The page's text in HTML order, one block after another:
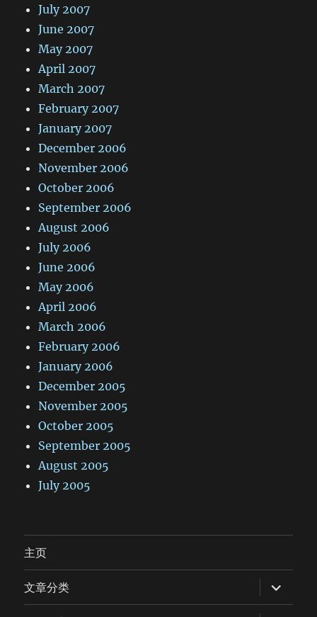
July 2007
June 2007
May 2007
April 2007
March 2007
February 2007
January 2007
December 2006
November 2006
October 2006
September 2006
August 2006
July 2006
June 2006
May 2006
April 2006
March 2006
February 2006
January 2006
December 2005
November 2005
October 2005
September 2005
August 2005
July 2005
主页
文章分类
expand
child
menu